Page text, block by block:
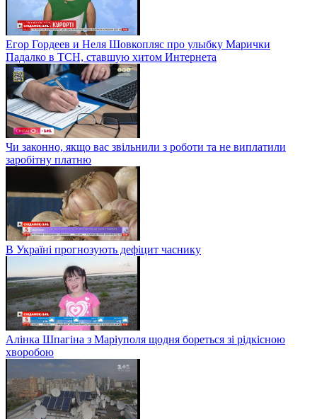
Егор Гордеев и Неля Шовкопляс про улыбку Марички
Падалко в ТСН, ставшую хитом Интернета
Чи законно, якщо вас звільнили з роботи та не виплатили
заробітну платню
В Україні прогнозують дефіцит часнику
Алінка Шпагіна з Маріуполя щодня бореться зі рідкісною
хворобою